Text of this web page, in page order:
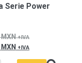
Serie Power
MXN
MXN